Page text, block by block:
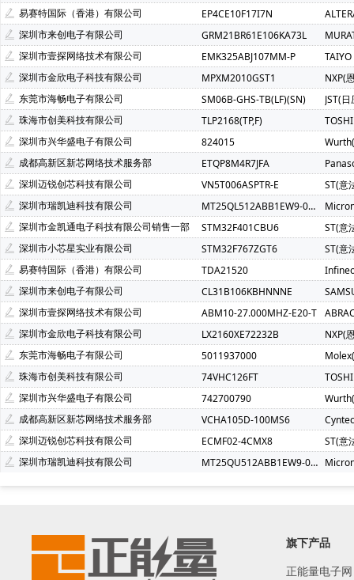
SOC(赛元微)(1)
Createk Micro(达晶微)(1)
TONTEK(台
Anlogic(安路科技)(1)
HEXIN(禾芯微)(1)
Chipanalog(川
SHOU HAN(首韩)(1)
RYCHiP(蕊源)(1) Unilc(紫光国芯
易赛特国际（香港）有限公司
EP4CE10F17I7N
深圳市来创电子有限公司
GRM21BR61E106KA73L
深圳市壹探网络技术有限公司
EMK325ABJ107MM-P
深圳市金欣电子科技有限公司
MPXM2010GST1
NXP(
东莞市海畅电子有限公司
SM06B-GHS-TB(LF)(SN)
JST(
珠海市创美科技有限公司
TLP2168(TP,F)
深圳市兴华盛电子有限公司
824015
成都高新区新芯网络技术服务部
ETQP8M4R7JFA
深圳迈锐创芯科技有限公司
VN5T006ASPTR-E
ST(意
深圳市瑞凯迪科技有限公司
MT25QL512ABB1EW9-0SIT
深圳市金凯通电子科技有限公司销售一部
STM32F401CBU6
ST(意
深圳市小芯星实业有限公司
STM32F767ZGT6
ST(意
易赛特国际（香港）有限公司
TDA21520
深圳市来创电子有限公司
CL31B106KBHNNNE
深圳市壹探网络技术有限公司
ABM10-27.000MHZ-E20-T
深圳市金欣电子科技有限公司
LX2160XE72232B
NXP(
东莞市海畅电子有限公司
5011937000
珠海市创美科技有限公司
74VHC126FT
深圳市兴华盛电子有限公司
742700790
成都高新区新芯网络技术服务部
VCHA105D-100MS6
深圳迈锐创芯科技有限公司
ECMF02-4CMX8
ST(意
深圳市瑞凯迪科技有限公司
MT25QU512ABB1EW9-0SIT
旗下产品
正能量电子网